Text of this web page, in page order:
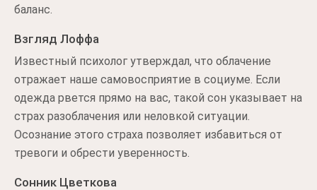
баланс.
Взгляд Лоффа
Известный психолог утверждал, что облачение
отражает наше самовосприятие в социуме. Если
одежда рвется прямо на вас, такой сон указывает на
страх разоблачения или неловкой ситуации.
Осознание этого страха позволяет избавиться от
тревоги и обрести уверенность.
Сонник Цветкова